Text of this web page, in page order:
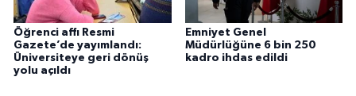
Öğrenci affı Resmi
Gazete’de yayımlandı:
Üniversiteye geri dönüş
yolu açıldı
Emniyet Genel
Müdürlüğüne 6 bin 250
kadro ihdas edildi